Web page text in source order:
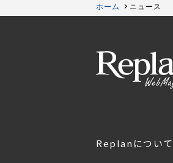
ホーム ニュース
Replanについて